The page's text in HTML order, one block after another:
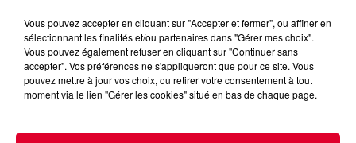
Vous pouvez accepter en cliquant sur "Accepter et fermer", ou affiner en
sélectionnant les finalités et/ou partenaires dans "Gérer mes choix".
Vous pouvez également refuser en cliquant sur "Continuer sans
accepter". Vos préférences ne s'appliqueront que pour ce site. Vous
pouvez mettre à jour vos choix, ou retirer votre consentement à tout
moment via le lien "Gérer les cookies" situé en bas de chaque page.